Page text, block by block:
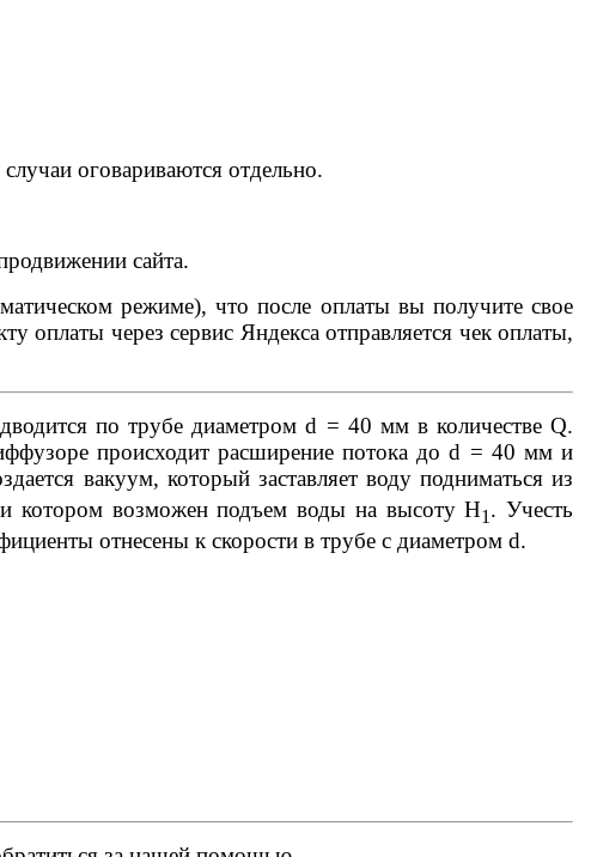
оговариваются отдельно.
сайта.
режиме), что после оплаты вы получите свое
оплаты через сервис Яндекса отправляется чек оплаты,
по трубе диаметром d = 40 мм в количестве Q.
происходит расширение потока до d = 40 мм и
вакуум, который заставляет воду подниматься из
котором возможен подъем воды на высоту Н1 . Учесть
отнесены к скорости в трубе с диаметром d.